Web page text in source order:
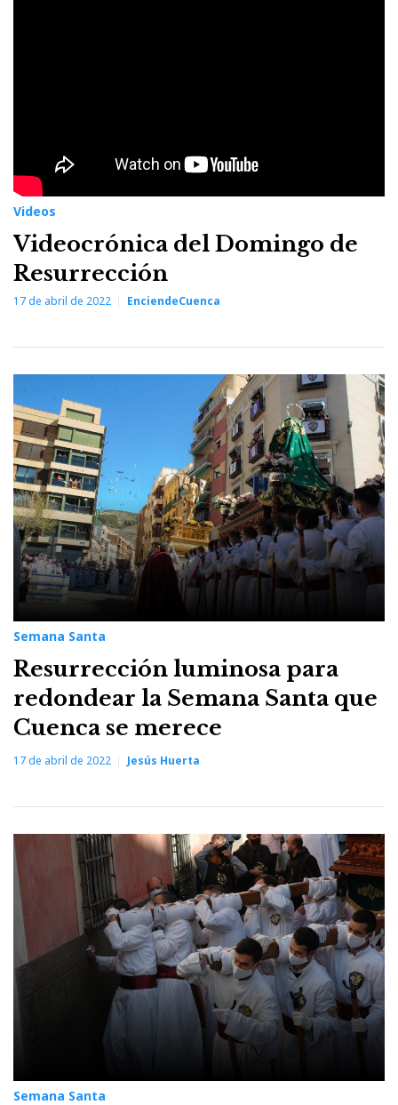
Videos
Videocrónica del Domingo de
Resurrección
17 de abril de 2022 EnciendeCuenca
Semana Santa
Resurrección luminosa para
redondear la Semana Santa que
Cuenca se merece
17 de abril de 2022 Jesús Huerta
Semana Santa